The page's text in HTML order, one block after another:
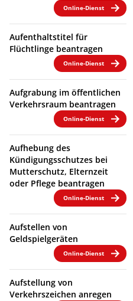
Online-Dienst
Aufenthaltstitel für
Flüchtlinge beantragen
Online-Dienst
Aufgrabung im öffentlichen
Verkehrsraum beantragen
Online-Dienst
Aufhebung des
Kündigungsschutzes bei
Mutterschutz, Elternzeit
oder Pflege beantragen
Online-Dienst
Aufstellen von
Geldspielgeräten
Online-Dienst
Aufstellung von
Verkehrszeichen anregen